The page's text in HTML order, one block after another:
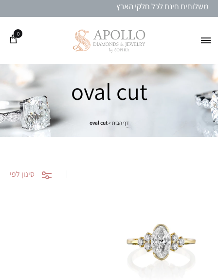
משלוחים חינם לכל חלקי הארץ
0
oval cut
דף הבית »
oval cut
סינון לפי